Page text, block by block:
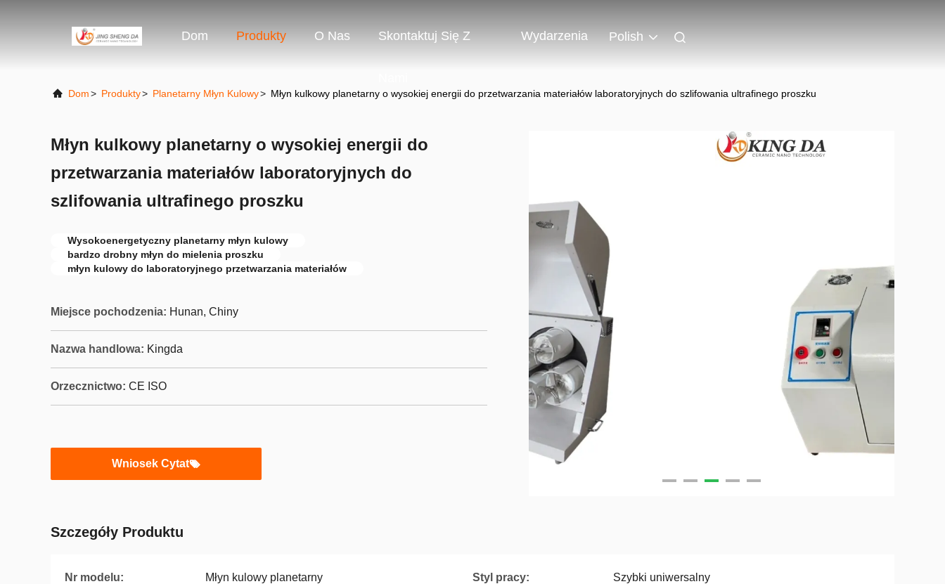
Dom Produkty O Nas Skontaktuj Się Z Wydarzenia Polish
Dom> Produkty> Planetarny Młyn Kulowy> Młyn kulkowy planetarny o wysokiej energii do przetwarzania materiałów laboratoryjnych do szlifowania ultrafinego proszku
Młyn kulkowy planetarny o wysokiej energii do
przetwarzania materiałów laboratoryjnych do
szlifowania ultrafinego proszku
Wysokoenergetyczny planetarny młyn kulowy
bardzo drobny młyn do mielenia proszku
młyn kulowy do laboratoryjnego przetwarzania materiałów
Miejsce pochodzenia: Hunan, Chiny
Nazwa handlowa: Kingda
Orzecznictwo: CE ISO
Wniosek Cytat
Szczegóły Produktu
Nr modelu: Młyn kulowy planetarny Styl pracy: Szybki uniwersalny